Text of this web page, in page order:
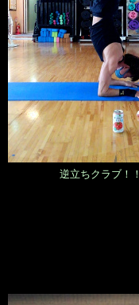
逆立ちクラブ！！